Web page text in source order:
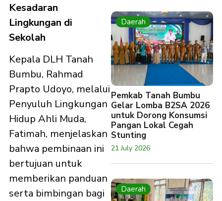
Kesadaran
Lingkungan di
Sekolah
Kepala DLH Tanah
Bumbu, Rahmad
Prapto Udoyo, melalui
Penyuluh Lingkungan
Hidup Ahli Muda,
Fatimah, menjelaskan
bahwa pembinaan ini
bertujuan untuk
memberikan panduan
serta bimbingan bagi
Daerah
Pemkab Tanah Bumbu
Gelar Lomba B2SA 2026
untuk Dorong Konsumsi
Pangan Lokal Cegah
Stunting
21 July 2026
Daerah